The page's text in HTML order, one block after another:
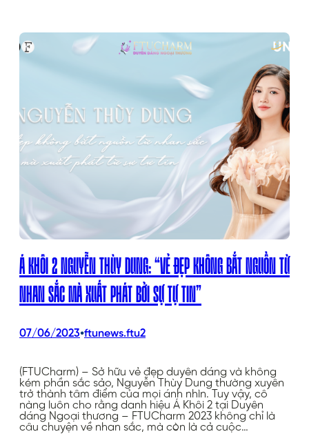
Á KHÔI 2 NGUYỄN THÙY DUNG: “VẺ ĐẸP KHÔNG BẮT NGUỒN TỪ
NHAN SẮC MÀ XUẤT PHÁT BỞI SỰ TỰ TIN”
07/06/2023•ftunews.ftu2
(FTUCharm) – Sở hữu vẻ đẹp duyên dáng và không
kém phần sắc sảo, Nguyễn Thùy Dung thường xuyên
trở thành tâm điểm của mọi ánh nhìn. Tuy vậy, cô
nàng luôn cho rằng danh hiệu Á Khôi 2 tại Duyên
dáng Ngoại thương – FTUCharm 2023 không chỉ là
câu chuyện về nhan sắc, mà còn là cả cuộc…